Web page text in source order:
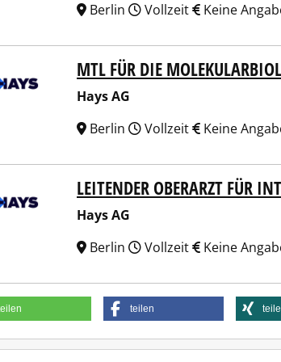
Berlin
Vollzeit Keine
MTL FÜR DIE
Hays AG
Berlin
Vollzeit Keine
LEITENDER OBERARZT FÜR
Hays AG
Berlin
Vollzeit Keine
teilen